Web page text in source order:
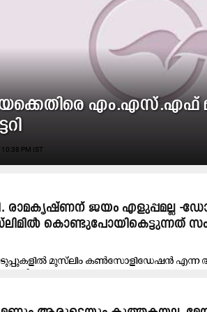
എം.എസ്.എഫ്
PM IST
രാമകൃഷ്ണന് ജയം എളുപ്പമല്ല -
കൊണ്ടുപോയികെട്ടുന്നത്
മുസ്‍ലിം കൺസോളിഡേഷൻ എന്ന